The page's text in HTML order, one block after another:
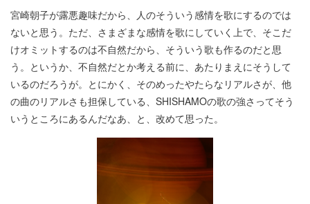
宮崎朝子が露悪趣味だから、人のそういう感情を歌にするのでは
ないと思う。ただ、さまざまな感情を歌にしていく上で、そこだ
けオミットするのは不自然だから、そういう歌も作るのだと思
う。というか、不自然だとか考える前に、あたりまえにそうして
いるのだろうが。とにかく、そのめったやたらなリアルさが、他
の曲のリアルさも担保している、SHISHAMOの歌の強さってそう
いうところにあるんだなあ、と、改めて思った。